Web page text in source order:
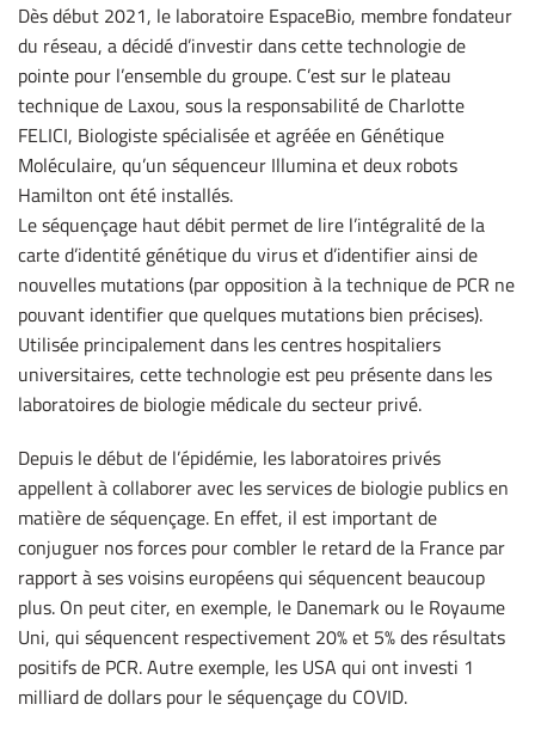
Dès début 2021, le laboratoire EspaceBio, membre fondateur
du réseau, a décidé d’investir dans cette technologie de
pointe pour l’ensemble du groupe. C’est sur le plateau
technique de Laxou, sous la responsabilité de Charlotte
FELICI, Biologiste spécialisée et agréée en Génétique
Moléculaire, qu’un séquenceur Illumina et deux robots
Hamilton ont été installés.
Le séquençage haut débit permet de lire l’intégralité de la
carte d’identité génétique du virus et d’identifier ainsi de
nouvelles mutations (par opposition à la technique de PCR ne
pouvant identifier que quelques mutations bien précises).
Utilisée principalement dans les centres hospitaliers
universitaires, cette technologie est peu présente dans les
laboratoires de biologie médicale du secteur privé.
Depuis le début de l’épidémie, les laboratoires privés
appellent à collaborer avec les services de biologie publics en
matière de séquençage. En effet, il est important de
conjuguer nos forces pour combler le retard de la France par
rapport à ses voisins européens qui séquencent beaucoup
plus. On peut citer, en exemple, le Danemark ou le Royaume
Uni, qui séquencent respectivement 20% et 5% des résultats
positifs de PCR. Autre exemple, les USA qui ont investi 1
milliard de dollars pour le séquençage du COVID.